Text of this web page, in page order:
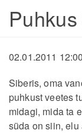
02.01.2011 12:00
Siberis, oma
puhkust veetes
midagi, mida ta
süda on siin, elu